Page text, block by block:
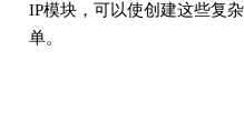
IP模块，可以使创建这些复
单。